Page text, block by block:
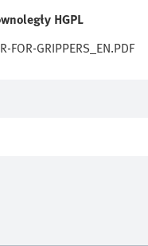
HGPL
FOR-GRIPPERS_EN.PDF